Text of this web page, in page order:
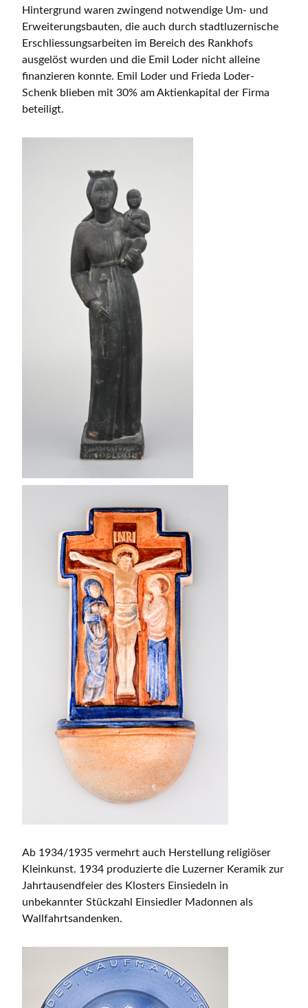
Hintergrund waren zwingend notwendige Um- und
Erweiterungsbauten, die auch durch stadtluzernische
Erschliessungsarbeiten im Bereich des Rankhofs
ausgelöst wurden und die Emil Loder nicht alleine
finanzieren konnte. Emil Loder und Frieda Loder-
Schenk blieben mit 30% am Aktienkapital der Firma
beteiligt.
Ab 1934/1935 vermehrt auch Herstellung religiöser
Kleinkunst. 1934 produzierte die Luzerner Keramik zur
Jahrtausendfeier des Klosters Einsiedeln in
unbekannter Stückzahl Einsiedler Madonnen als
Wallfahrtsandenken.